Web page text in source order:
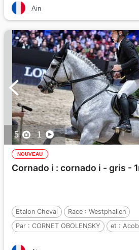
Ain
5 1
NOUVEAU
Cornado i : cornado i - gris -
Etalon Cheval Race : Westphalien
Par : CORNET OBOLENSKY et :